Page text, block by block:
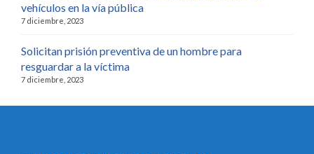
vehículos en la vía pública
7 diciembre, 2023
Solicitan prisión preventiva de un hombre para
resguardar a la víctima
7 diciembre, 2023